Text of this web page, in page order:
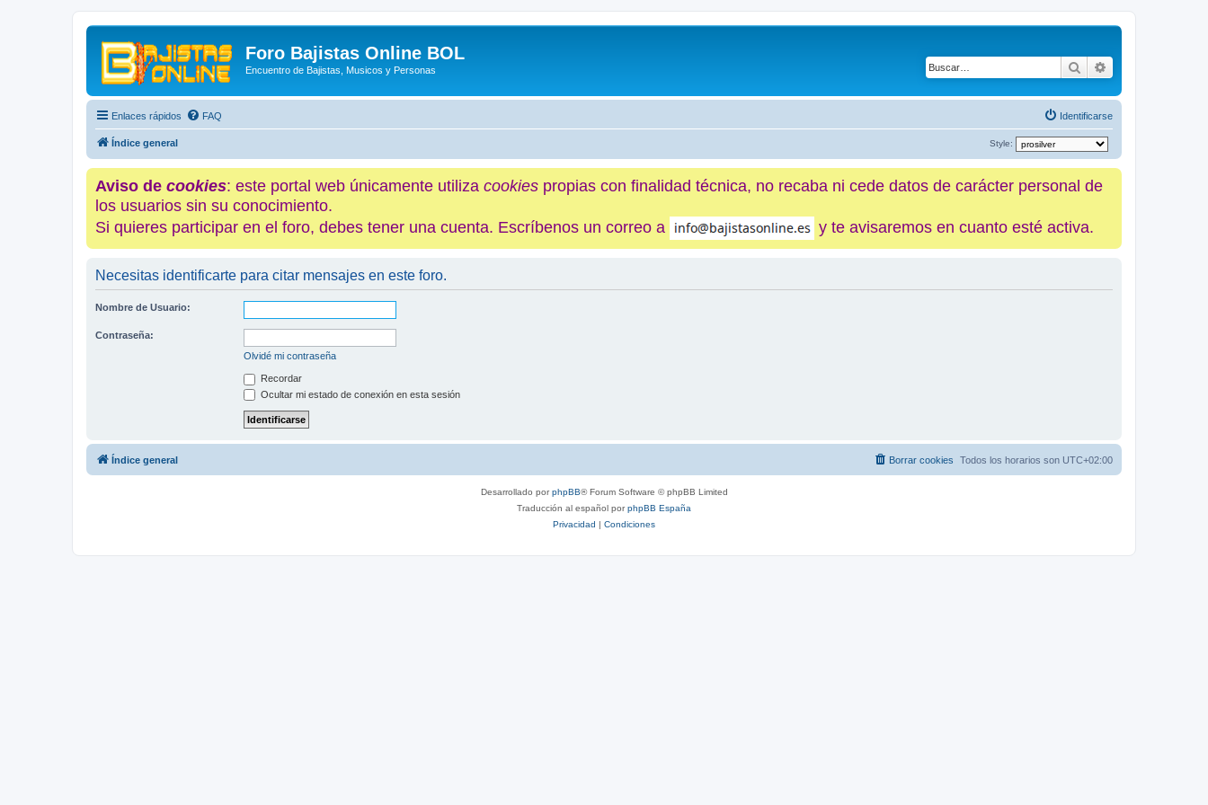
Foro Bajistas Online BOL
Encuentro de Bajistas, Musicos y Personas Buscar
Enlaces rápidos FAQ Identificarse
Índice general Style:
Aviso de cookies: este portal web únicamente utiliza cookies propias con finalidad técnica, no recaba ni cede datos de carácter personal de
los usuarios sin su conocimiento.
Si quieres participar en el foro, debes tener una cuenta. Escríbenos un correo a
y te avisaremos en cuanto esté activa.
Necesitas identificarte para citar mensajes en este foro.
Nombre de Usuario:
Contraseña:
Olvidé mi contraseña
Recordar
Ocultar mi estado de conexión en esta sesión
Índice general Todos los horarios son UTC+02:00
Borrar cookies
Desarrollado porphpBB® Forum Software © phpBB Limited
Traducción al español porphpBB España
Privacidad
Condiciones